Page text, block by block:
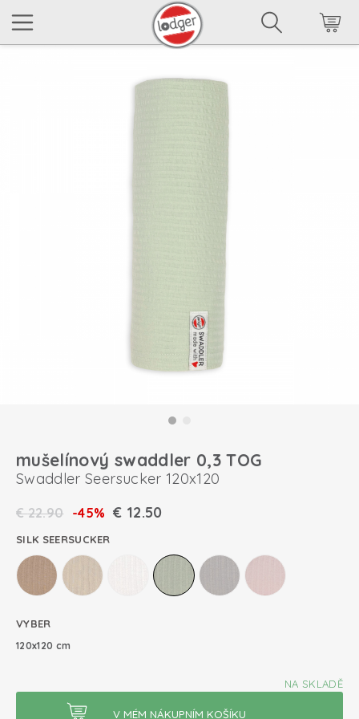
mušelínový swaddler 0,3 TOG
Swaddler Seersucker 120x120
€22.90 -45% € 12.50
SILK SEERSUCKER
VYBER
120x120 cm
NA SKLADĚ